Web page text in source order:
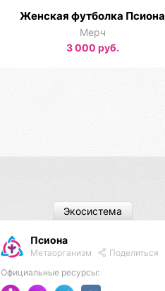
Женская футболка Псиона
Мерч
3 000 руб.
Псиона
Метаорганизм
Поделиться
Официальные ресурсы:
Экосистема